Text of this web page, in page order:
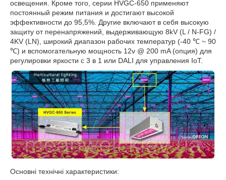
освещения. Кроме того, серии HVGC-650 применяют
постоянный режим питания и достигают высокой
эффективности до 95,5%. Другие включают в себя высокую
защиту от перенапряжений, выдерживающую 8kV (L / N-FG) /
4KV (LN), широкий диапазон рабочих температур (-40 ℃ ~ 90
℃) и вспомогательную мощность 12v @ 200 mA (опция) для
регулировки яркости с 3 в 1 или DALI для управления IoT.
Основні технічні характеристики: